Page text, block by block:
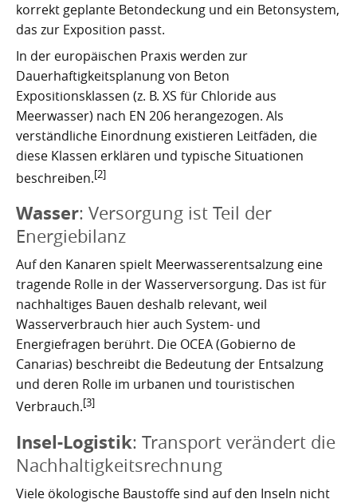
Santa Úrsula
Santiago del Teide
Tacoronte
Tegueste
korrekt geplante Betondeckung und ein Betonsystem,
das zur Exposition passt.
In der europäischen Praxis werden zur
Dauerhaftigkeitsplanung von Beton
Expositionsklassen (z. B. XS für Chloride aus
Meerwasser) nach EN 206 herangezogen. Als
verständliche Einordnung existieren Leitfäden, die
diese Klassen erklären und typische Situationen
beschreiben.[2]
Wasser: Versorgung ist Teil der
Energiebilanz
Auf den Kanaren spielt Meerwasserentsalzung eine
tragende Rolle in der Wasserversorgung. Das ist für
nachhaltiges Bauen deshalb relevant, weil
Wasserverbrauch hier auch System- und
Energiefragen berührt. Die OCEA (Gobierno de
Canarias) beschreibt die Bedeutung der Entsalzung
und deren Rolle im urbanen und touristischen
Verbrauch.[3]
Insel-Logistik: Transport verändert die
Nachhaltigkeitsrechnung
Viele ökologische Baustoffe sind auf den Inseln nicht